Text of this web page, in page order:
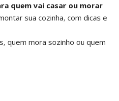
quem vai casar ou morar
sua cozinha, com dicas e
quem mora sozinho ou quem